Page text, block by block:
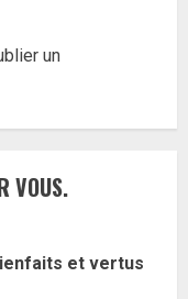
un
VOUS.
et vertus